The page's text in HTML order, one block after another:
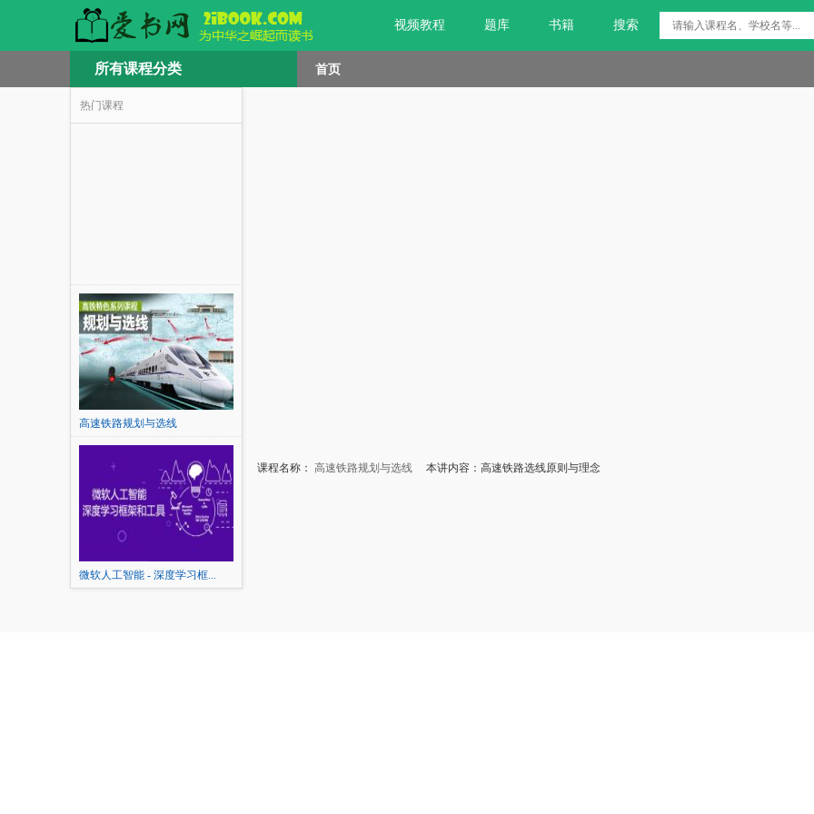
视频教程 题库 书籍 搜索
所有课程分类 首页
热门课程
高速铁路规划与选线
微软人工智能 - 深度学习框...
课程名称： 高速铁路规划与选线 本讲内容：高速铁路选线原则与理念